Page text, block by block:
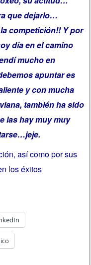
que dejarlo…
competición!! Y por
día en el camino
mucho en
apuntar es
y con mucha
también ha sido
las hay muy muy
así como por sus
los éxitos